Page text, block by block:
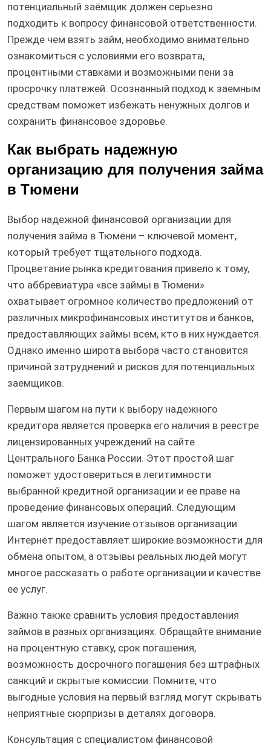
потенциальный заёмщик должен серьезно
подходить к вопросу финансовой ответственности.
Прежде чем взять займ, необходимо внимательно
ознакомиться с условиями его возврата,
процентными ставками и возможными пени за
просрочку платежей. Осознанный подход к заемным
средствам поможет избежать ненужных долгов и
сохранить финансовое здоровье.
Как выбрать надежную
организацию для получения займа
в Тюмени
Выбор надежной финансовой организации для
получения займа в Тюмени – ключевой момент,
который требует тщательного подхода.
Процветание рынка кредитования привело к тому,
что аббревиатура «все займы в Тюмени»
охватывает огромное количество предложений от
различных микрофинансовых институтов и банков,
предоставляющих займы всем, кто в них нуждается.
Однако именно широта выбора часто становится
причиной затруднений и рисков для потенциальных
заемщиков.
Первым шагом на пути к выбору надежного
кредитора является проверка его наличия в реестре
лицензированных учреждений на сайте
Центрального Банка России. Этот простой шаг
поможет удостовериться в легитимности
выбранной кредитной организации и ее праве на
проведение финансовых операций. Следующим
шагом является изучение отзывов организации.
Интернет предоставляет широкие возможности для
обмена опытом, а отзывы реальных людей могут
многое рассказать о работе организации и качестве
ее услуг.
Важно также сравнить условия предоставления
займов в разных организациях. Обращайте внимание
на процентную ставку, срок погашения,
возможность досрочного погашения без штрафных
санкций и скрытые комиссии. Помните, что
выгодные условия на первый взгляд могут скрывать
неприятные сюрпризы в деталях договора.
Консультация с специалистом финансовой